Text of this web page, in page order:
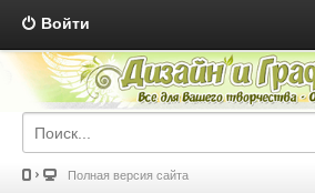
Войти
Полная версия сайта